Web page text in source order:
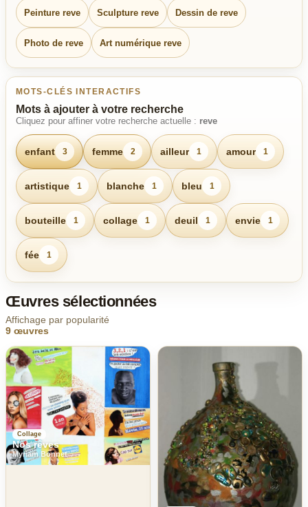
Peinture reve Sculpture reve Dessin de reve
Photo de reve Art numérique reve
MOTS-CLÉS INTERACTIFS
Mots à ajouter à votre recherche
Cliquez pour affiner votre recherche actuelle : reve
enfant 3 femme 2 ailleur 1 amour 1
artistique 1 blanche 1 bleu 1
bouteille 1 collage 1 deuil 1 envie 1
fée 1
Œuvres sélectionnées
Affichage par popularité
9 œuvres
Collage
Nos rêves
Myriam Bonnet